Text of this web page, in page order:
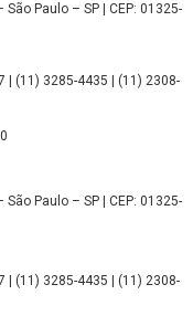
Paulo – SP | CEP: 01325-
| (11) 3285-4435 | (11) 2308-
Paulo – SP | CEP: 01325-
| (11) 3285-4435 | (11) 2308-